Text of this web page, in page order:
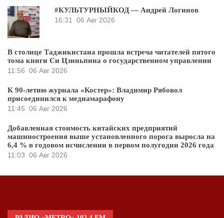
#КУЛЬТУРНЫЙКОД — Андрей Логинов
16:31
06 Авг 2026
В столице Таджикистана прошла встреча читателей пятого
тома книги Си Цзиньпина о государственном управлении
11:56 06 Авг 2026
К 90-летию журнала «Костер»: Владимир Рябовол
присоединился к медиамарафону
11:45 06 Авг 2026
Добавленная стоимость китайских предприятий
машиностроения выше установленного порога выросла на
6,4 % в годовом исчислении в первом полугодии 2026 года
11:03 06 Авг 2026